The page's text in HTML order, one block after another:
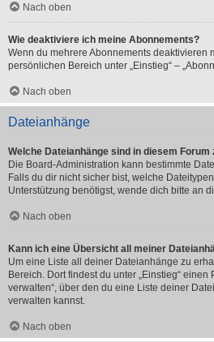
Nach oben
Wie deaktiviere ich meine Abonnements?
Wenn du mehrere Abonnements deaktivieren
persönlichen Bereich unter „Einstieg“ –
Nach oben
Dateianhänge
Welche Dateianhänge sind in diesem Forum
Die Board-Administration kann bestimmte
Falls du dir nicht sicher bist, welche
Unterstützung benötigst, wende dich bitte an
Nach oben
Kann ich eine Übersicht all meiner
Um eine Liste all deiner Dateianhänge zu
Bereich. Dort findest du unter „Einstieg“ einen
verwalten“, über den du eine Liste deiner
verwalten kannst.
Nach oben